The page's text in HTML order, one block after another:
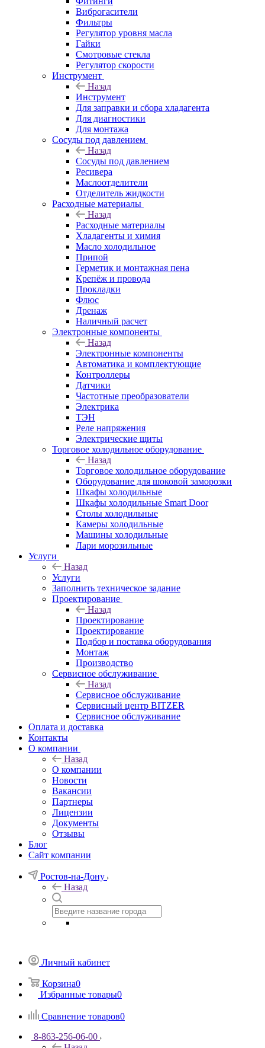
Виброгасители
Фильтры
Регулятор уровня масла
Гайки
Смотровые стекла
Регулятор скорости
Инструмент
Назад
Инструмент
Для заправки и сбора хладагента
Для диагностики
Для монтажа
Сосуды под давлением
Назад
Сосуды под давлением
Ресивера
Маслоотделители
Отделитель жидкости
Расходные материалы
Назад
Расходные материалы
Хладагенты и химия
Масло холодильное
Припой
Герметик и монтажная пена
Крепёж и провода
Прокладки
Флюс
Дренаж
Наличный расчет
Электронные компоненты
Назад
Электронные компоненты
Автоматика и комплектующие
Контроллеры
Датчики
Частотные преобразователи
Электрика
ТЭН
Реле напряжения
Электрические щиты
Торговое холодильное оборудование
Назад
Торговое холодильное оборудование
Оборудование для шоковой заморозки
Шкафы холодильные
Шкафы холодильные Smart Door
Столы холодильные
Камеры холодильные
Машины холодильные
Лари морозильные
Услуги
Назад
Услуги
Заполнить техническое задание
Проектирование
Назад
Проектирование
Проектирование
Подбор и поставка оборудования
Монтаж
Производство
Сервисное обслуживание
Назад
Сервисное обслуживание
Сервисный центр BITZER
Сервисное обслуживание
Оплата и доставка
Контакты
О компании
Назад
О компании
Новости
Вакансии
Партнеры
Лицензии
Документы
Отзывы
Блог
Сайт компании
Ростов-на-Дону
Назад
Личный кабинет
Корзина0
Избранные товары0
Сравнение товаров0
8-863-256-06-00